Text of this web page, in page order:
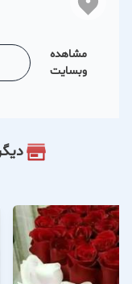
مشاهده
وبسایت